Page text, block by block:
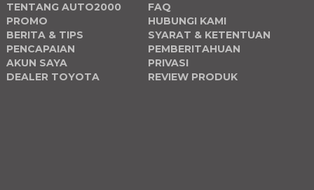
TENTANG AUTO2000
PROMO
BERITA & TIPS
PENCAPAIAN
AKUN SAYA
DEALER TOYOTA
FAQ
HUBUNGI KAMI
SYARAT & KETENTUAN
PEMBERITAHUAN
PRIVASI
REVIEW PRODUK